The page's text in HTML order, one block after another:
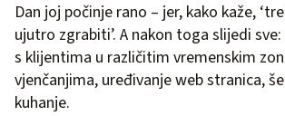
Dan joj počinje rano – jer, kako kaže,
ujutro zgrabiti’. A nakon toga slijedi
s klijentima u različitim vremenskim
vjenčanjima, uređivanje web stranica,
kuhanje.